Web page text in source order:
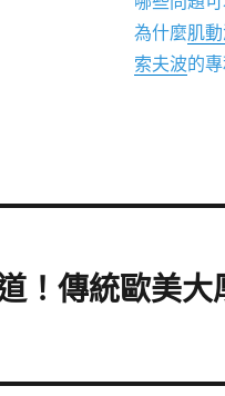
為什麼肌
索夫波的
！傳統歐美